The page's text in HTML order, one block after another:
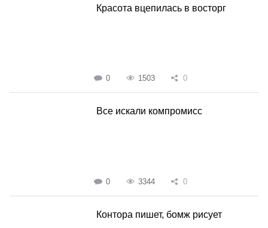
Красота вцепилась в восторг
0 1503 0
Все искали компромисс
0 3344 0
Контора пишет, бомж рисует